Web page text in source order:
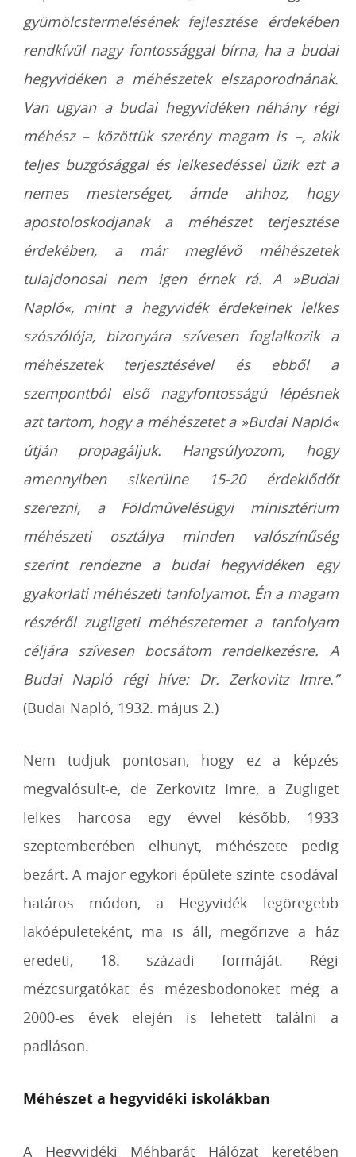
gyümölcstermelésének fejlesztése érdekében
rendkívül nagy fontossággal bírna, ha a budai
hegyvidéken a méhészetek elszaporodnának.
Van ugyan a budai hegyvidéken néhány régi
méhész – közöttük szerény magam is –, akik
teljes buzgósággal és lelkesedéssel űzik ezt a
nemes mesterséget, ámde ahhoz, hogy
apostoloskodjanak a méhészet terjesztése
érdekében, a már meglévő méhészetek
tulajdonosai nem igen érnek rá. A »Budai
Napló«, mint a hegyvidék érdekeinek lelkes
szószólója, bizonyára szívesen foglalkozik a
méhészetek terjesztésével és ebből a
szempontból első nagyfontosságú lépésnek
azt tartom, hogy a méhészetet a »Budai Napló«
útján propagáljuk. Hangsúlyozom, hogy
amennyiben sikerülne 15-20 érdeklődőt
szerezni, a Földművelésügyi minisztérium
méhészeti osztálya minden valószínűség
szerint rendezne a budai hegyvidéken egy
gyakorlati méhészeti tanfolyamot. Én a magam
részéről zugligeti méhészetemet a tanfolyam
céljára szívesen bocsátom rendelkezésre. A
Budai Napló régi híve: Dr. Zerkovitz Imre.”
(Budai Napló, 1932. május 2.)
Nem tudjuk pontosan, hogy ez a képzés
megvalósult-e, de Zerkovitz Imre, a Zugliget
lelkes harcosa egy évvel később, 1933
szeptemberében elhunyt, méhészete pedig
bezárt. A major egykori épülete szinte csodával
határos módon, a Hegyvidék legöregebb
lakóépületeként, ma is áll, megőrizve a ház
eredeti, 18. századi formáját. Régi
mézcsurgatókat és mézesbödönöket még a
2000-es évek elején is lehetett találni a
padláson.
Méhészet a hegyvidéki iskolákban
A Hegyvidéki Méhbarát Hálózat keretében